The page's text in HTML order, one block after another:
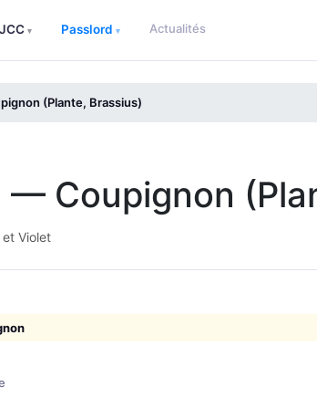
JCC ▾ Passlord ▾ Actualités
(Plante, Brassius)
— Coupignon
et Violet